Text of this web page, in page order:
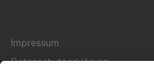
Impressum
Datenschutzerklärung